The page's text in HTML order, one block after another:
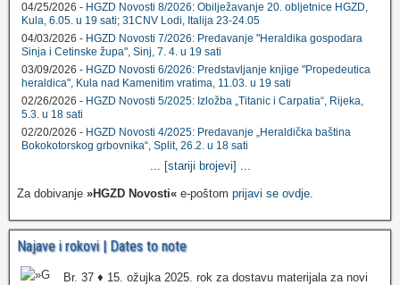
04/25/2026 - HGZD Novosti 8/2026: Obilježavanje 20. obljetnice HGZD,
Kula, 6.05. u 19 sati; 31CNV Lodi, Italija 23-24.05
04/03/2026 - HGZD Novosti 7/2026: Predavanje "Heraldika gospodara
Sinja i Cetinske župa", Sinj, 7. 4. u 19 sati
03/09/2026 - HGZD Novosti 6/2026: Predstavljanje knjige "Propedeutica
heraldica", Kula nad Kamenitim vratima, 11.03. u 19 sati
02/26/2026 - HGZD Novosti 5/2025: Izložba „Titanic i Carpatia“, Rijeka,
5.3. u 18 sati
02/20/2026 - HGZD Novosti 4/2025: Predavanje „Heraldička baština
Bokokotorskog grbovnika“, Split, 26.2. u 18 sati
... [stariji brojevi] ...
Za dobivanje »HGZD Novosti« e-poštom prijavi se ovdje.
Najave i rokovi | Dates to note
Br. 37 ♦ 15. ožujka 2025. rok za dostavu materijala za novi